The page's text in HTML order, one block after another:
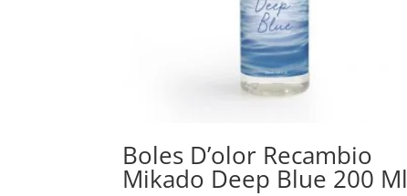
Boles D’olor Recambio
Mikado Deep Blue 200 Ml